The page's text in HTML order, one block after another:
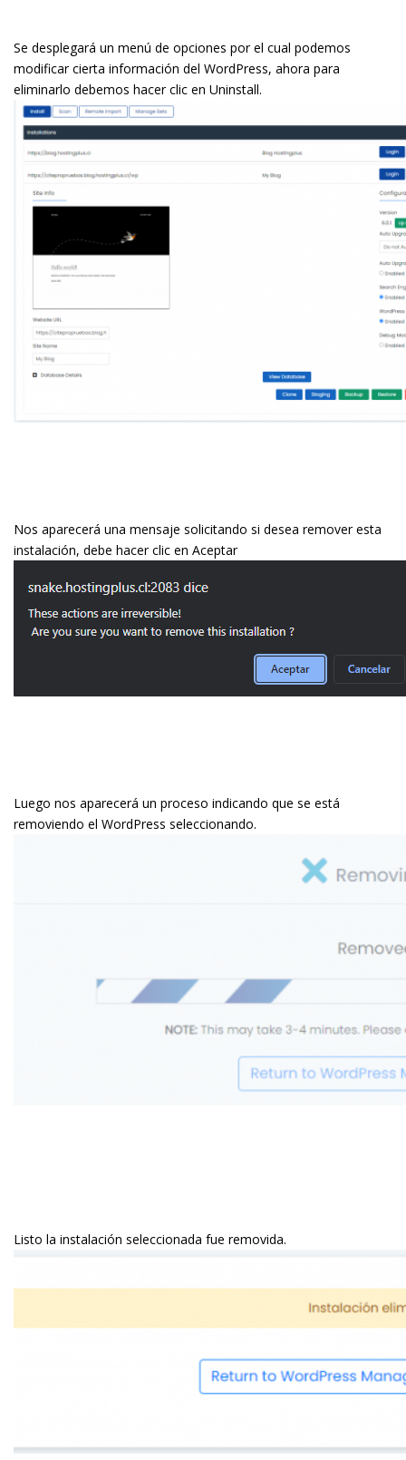
Se desplegará un menú de opciones por el cual podemos
modificar cierta información del WordPress, ahora para
eliminarlo debemos hacer clic en Uninstall.
Nos aparecerá una mensaje solicitando si desea remover esta
instalación, debe hacer clic en Aceptar
Luego nos aparecerá un proceso indicando que se está
removiendo el WordPress seleccionando.
Listo la instalación seleccionada fue removida.